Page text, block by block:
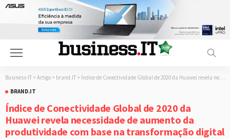
Business-IT > Artigo > brand.IT > Índice de Conectividade Global de 2020 da Huawei revela necessidade de aumento da produtividade com base na transformação digital
BRAND.IT
Índice de Conectividade Global de 2020 da
Huawei revela necessidade de aumento da
produtividade com base na transformação digital